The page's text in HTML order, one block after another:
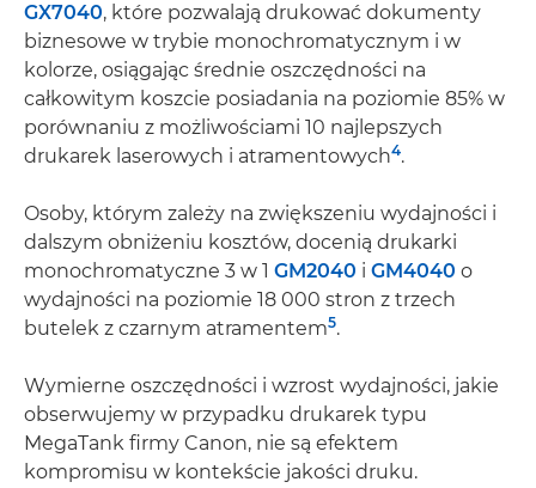
GX7040, które pozwalają drukować dokumenty
biznesowe w trybie monochromatycznym i w
kolorze, osiągając średnie oszczędności na
całkowitym koszcie posiadania na poziomie 85% w
porównaniu z możliwościami 10 najlepszych
drukarek laserowych i atramentowych4.
Osoby, którym zależy na zwiększeniu wydajności i
dalszym obniżeniu kosztów, docenią drukarki
monochromatyczne 3 w 1 GM2040 i GM4040 o
wydajności na poziomie 18 000 stron z trzech
butelek z czarnym atramentem5.
Wymierne oszczędności i wzrost wydajności, jakie
obserwujemy w przypadku drukarek typu
MegaTank firmy Canon, nie są efektem
kompromisu w kontekście jakości druku.